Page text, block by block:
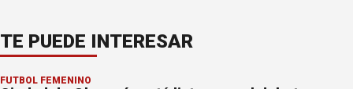
TE PUEDE INTERESAR
FÚTBOL FEMENINO